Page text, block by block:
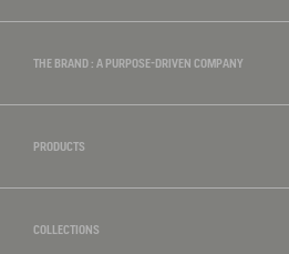
THE BRAND : A PURPOSE-DRIVEN COMPANY
PRODUCTS
COLLECTIONS